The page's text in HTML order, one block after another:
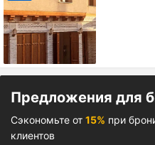
Предложения для
Сэкономьте от 15% при
клиентов